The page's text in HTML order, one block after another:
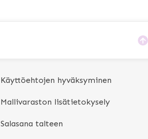
Käyttöehtojen hyväksyminen
Mallivaraston lisätietokysely
Salasana talteen